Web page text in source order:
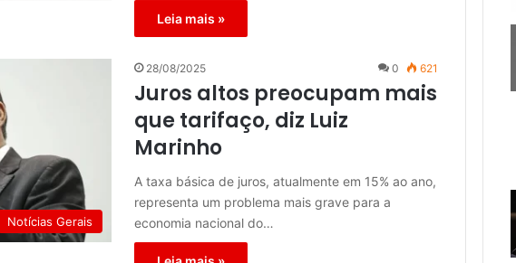
Leia mais »
Notícias Gerais
28/08/2025 0 621
Juros altos preocupam mais
que tarifaço, diz Luiz
Marinho
A taxa básica de juros, atualmente em 15% ao ano,
representa um problema mais grave para a
economia nacional do…